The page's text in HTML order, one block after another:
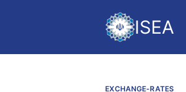
ISEA
EXCHANGE-RATES